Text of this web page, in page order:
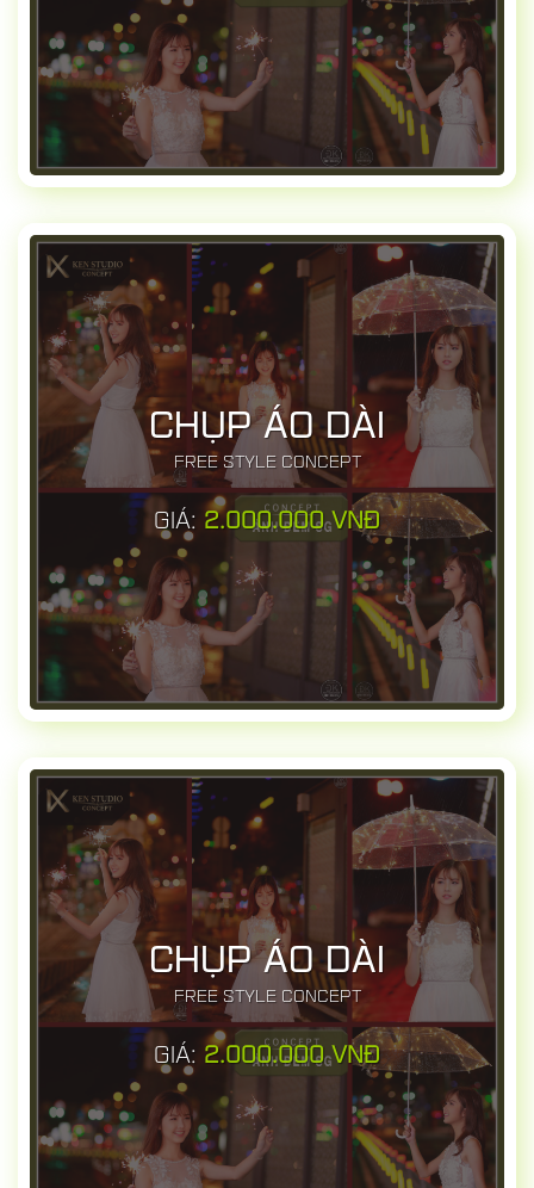
CHỤP ÁO DÀI
FREE STYLE CONCEPT
GIÁ: 2.000.000 VNĐ
CHỤP ÁO DÀI
FREE STYLE CONCEPT
GIÁ: 2.000.000 VNĐ